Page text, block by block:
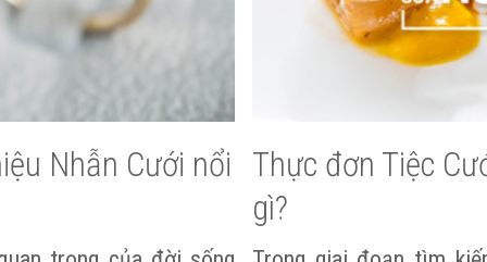
Nhẫn Cưới nổi Thực đơn Tiệc
gì?